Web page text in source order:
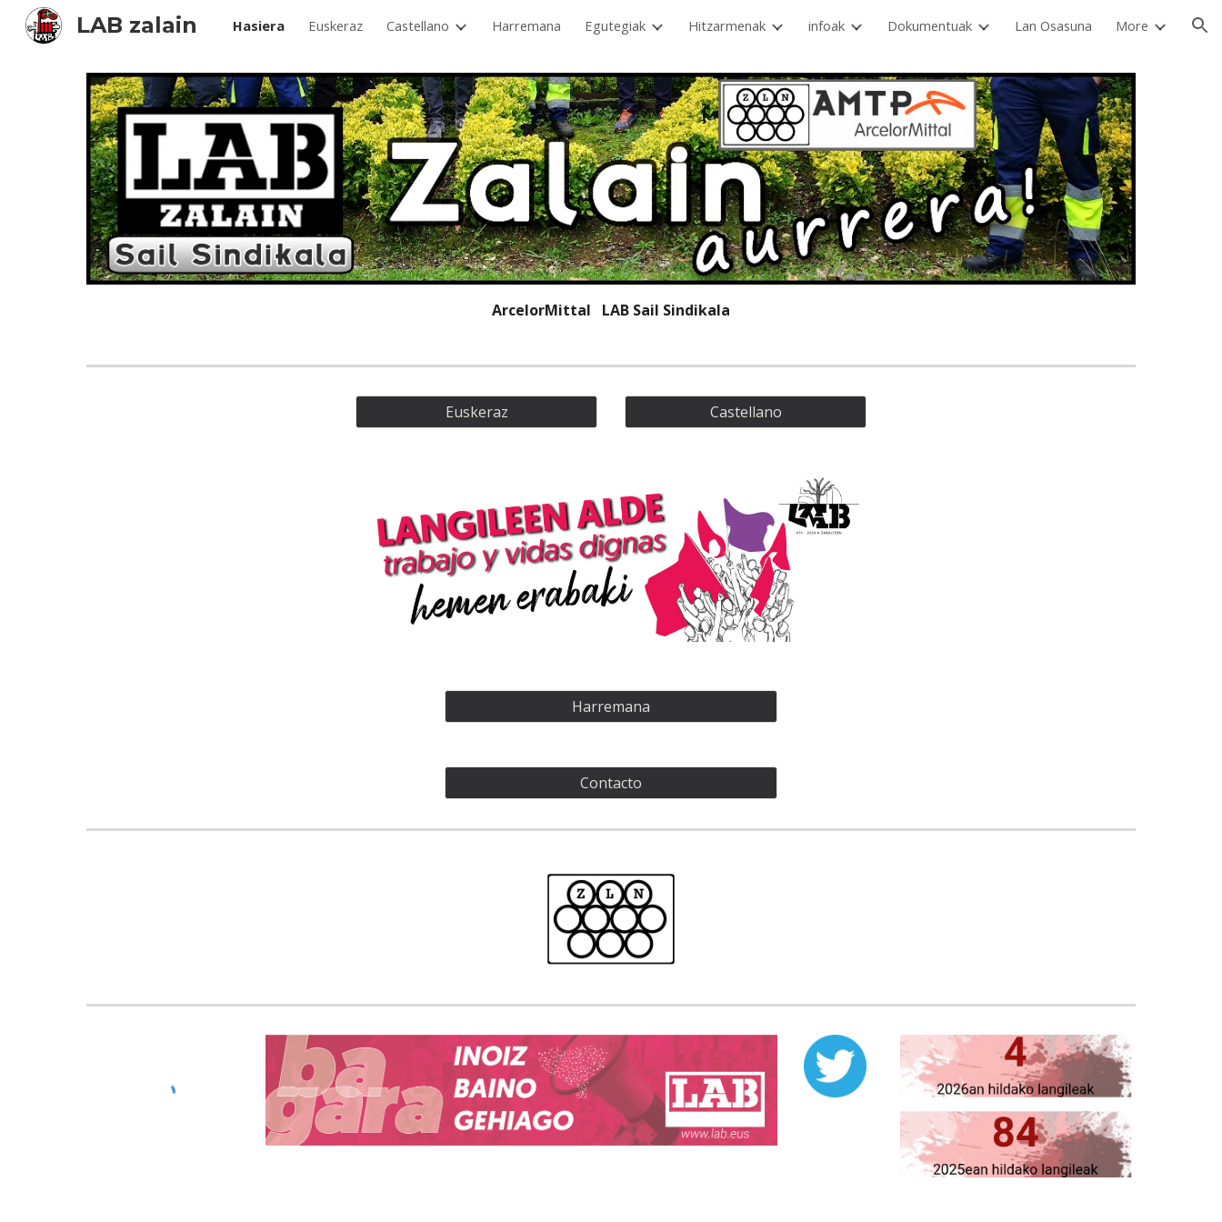
Skip to main content Skip to navigation
LAB zalain Hasiera Euskeraz Castellano Harremana Egutegiak Hitzarmenak infoak Dokumentuak Lan Osasuna More
ArcelorMittal LAB Sail Sindikala
Euskeraz Castellano
Harremana
Contacto